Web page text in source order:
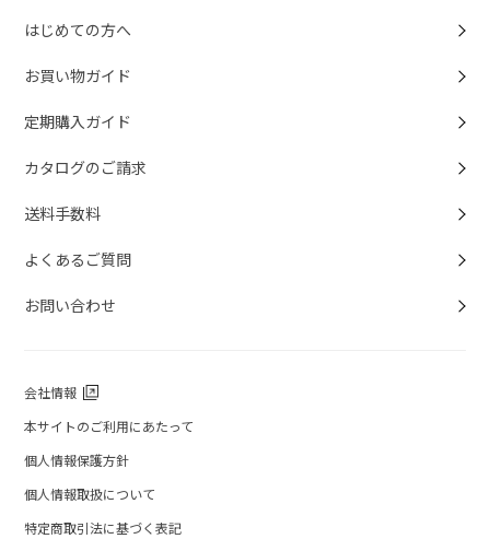
はじめての方へ
お買い物ガイド
定期購入ガイド
カタログのご請求
送料手数料
よくあるご質問
お問い合わせ
会社情報
本サイトのご利用にあたって
個人情報保護方針
個人情報取扱について
特定商取引法に基づく表記